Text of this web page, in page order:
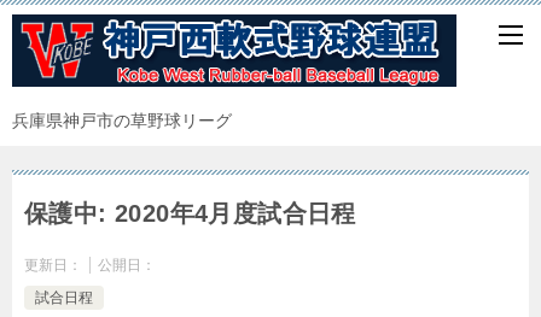
兵庫県神戸市の草野球リーグ
保護中: 2020年4月度試合日程
更新日：
公開日：
試合日程